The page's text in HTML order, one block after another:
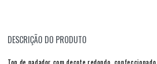
DESCRIÇÃO DO PRODUTO
Top de nadador com decote redondo,